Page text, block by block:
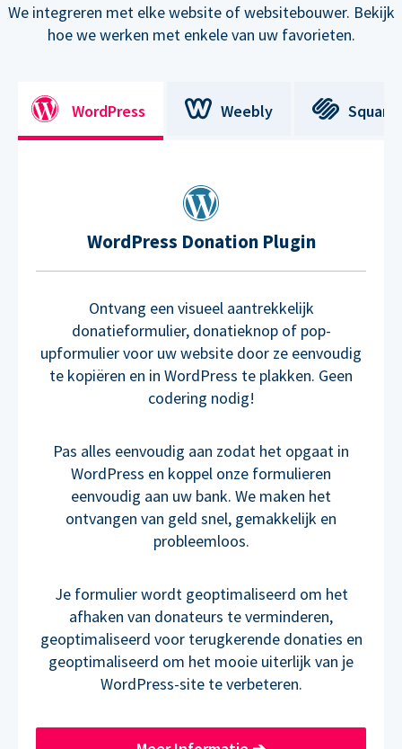
We integreren met elke website of websitebouwer. Bekijk
hoe we werken met enkele van uw favorieten.
WordPress Weebly
WordPress Donation Plugin
Ontvang een visueel aantrekkelijk
donatieformulier, donatieknop of pop-
upformulier voor uw website door ze eenvoudig
te kopiëren en in WordPress te plakken. Geen
codering nodig!
Pas alles eenvoudig aan zodat het opgaat in
WordPress en koppel onze formulieren
eenvoudig aan uw bank. We maken het
ontvangen van geld snel, gemakkelijk en
probleemloos.
Je formulier wordt geoptimaliseerd om het
afhaken van donateurs te verminderen,
geoptimaliseerd voor terugkerende donaties en
geoptimaliseerd om het mooie uiterlijk van je
WordPress-site te verbeteren.